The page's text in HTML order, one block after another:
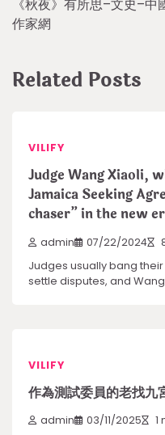
《秋夜》有所思–文史–中
作家網
Related Posts
VILIFY
Judge Wang Xiaoli,
Jamaica Seeking
chaser” in the new
admin 07/22/2024
Judges usually bang
settle disputes, and
VILIFY
作為測試委員的老找
admin 03/11/2025 1